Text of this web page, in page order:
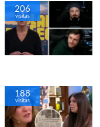
206
visitas
188
visitas